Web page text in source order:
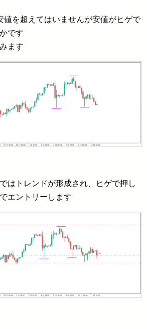
値を超えてはいませんが安値がヒゲで
です
ます
はトレンドが形成され、ヒゲで押し
エントリーします